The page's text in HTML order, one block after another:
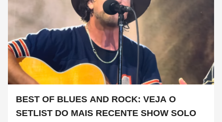
BEST OF BLUES AND ROCK: VEJA O
SETLIST DO MAIS RECENTE SHOW SOLO